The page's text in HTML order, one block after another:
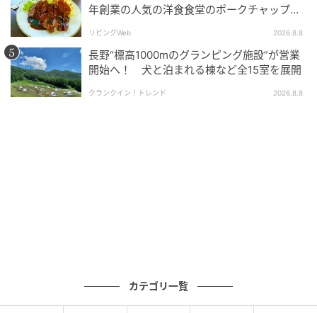
古き良き横浜の風情を楽しみながら、静かに流れる時
間に身を任せて、海外旅行をしているような気分に浸
ることができますよ。
創業当時から愛される北欧のごちそう
年創業の人気の洋食食堂のポークチャップ！
リビングWeb 2026.8.8
長野“標高1000mのグランピング施設”が営業
開始へ！ 犬と泊まれる棟など全15室を展開
クランクイン！トレンド 2026.8.8
カテゴリ一覧